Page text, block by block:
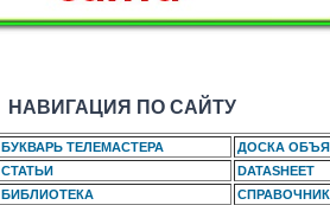
НАВИГАЦИЯ ПО САЙТУ
БУКВАРЬ ТЕЛЕМАСТЕРА
ДОСКА
СТАТЬИ
DATASHEET
БИБЛИОТЕКА
СПРАВОЧНИК